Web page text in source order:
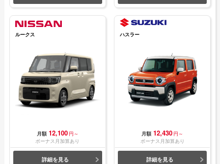
ルークス
月額 12,100 円～
ボーナス月加算あり
詳細を見る
ハスラー
月額 12,430 円～
ボーナス月加算あり
詳細を見る